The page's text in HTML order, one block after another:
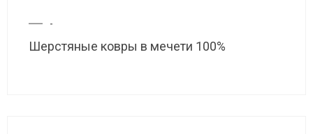
-
Шерстяные ковры в мечети 100%